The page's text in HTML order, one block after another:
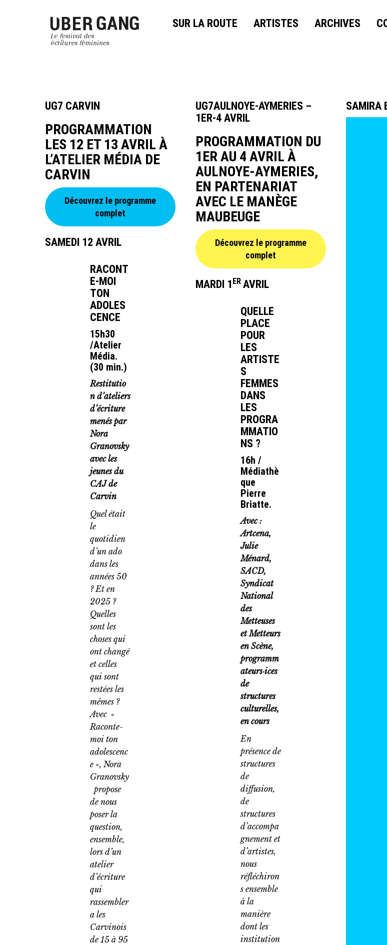
SUR LA ROUTE ARTISTES ARCHIVES
UG7 CARVIN
PROGRAMMATION
LES 12 ET 13 AVRIL À
L’ATELIER MÉDIA DE
CARVIN
Découvrez le programme
complet
SAMEDI 12 AVRIL
RACONT
E-MOI
TON
ADOLES
CENCE
15h30
/Atelier
Média.
(30 min.)
Restitutio
n d’ateliers
d’écriture
menés par
Nora
Granovsky
avec les
jeunes du
CAJ de
Carvin
Quel était
le
quotidien
d’un ado
dans les
années 50
? Et en
2025 ?
Quelles
sont les
choses qui
ont changé
et celles
qui sont
restées les
mêmes ?
Avec «
Raconte-
moi ton
adolescenc
e », Nora
Granovsky
propose
de nous
poser la
question,
ensemble,
lors d’un
atelier
d’écriture
qui
rassembler
a les
Carvinois
de 15 à 95
UG7AULNOYE-AYMERIES –
1ER-4 AVRIL
PROGRAMMATION DU
1ER AU 4 AVRIL À
AULNOYE-AYMERIES,
EN PARTENARIAT
AVEC LE MANÈGE
MAUBEUGE
Découvrez le programme
complet
MARDI 1 ER AVRIL
QUELLE
PLACE
POUR
LES
ARTISTE
S
FEMMES
DANS
LES
PROGRA
MMATIO
NS ?
16h /
Médiathè
que
Pierre
Briatte.
Avec :
Artcena,
Julie
Ménard,
SACD,
Syndicat
National
des
Metteuses
et Metteurs
en Scène,
programm
ateurs·ices
de
structures
culturelles,
en cours
En
présence de
structures
de
diffusion,
de
structures
d’accompa
gnement et
d’artistes,
nous
réfléchiron
s ensemble
à la
manière
dont les
institution
SAMIRA